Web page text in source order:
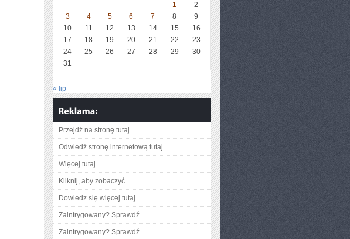
1
2
3
4 5 6 7 8
9
10
11 12 13 14 15
16
17
18 19 20 21 22
23
24
25 26 27 28 29
30
31
« lip
Przejdź na stronę tutaj
Odwiedź stronę internetową tutaj
Więcej tutaj
Kliknij, aby zobaczyć
Dowiedz się więcej tutaj
Zaintrygowany? Sprawdź
Zaintrygowany? Sprawdź